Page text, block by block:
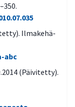
Ilmakehä-
abc
(Päivitetty).